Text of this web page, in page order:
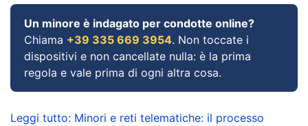
Un minore è indagato per condotte online?
Chiama +39 335 669 3954. Non toccate i
dispositivi e non cancellate nulla: è la prima
regola e vale prima di ogni altra cosa.
Leggi tutto: Minori e reti telematiche: il processo